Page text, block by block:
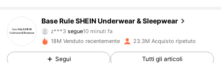
Base Rule SHEIN Underwear & Sleepwear
z***3segue10 minuti fa
g***8 sta navigando
4.87
1.1M Follower
18M Venduto recentemente 23.3M Acquisto ripetuto
Segui Tutti gli articoli